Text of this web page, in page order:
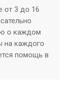
от 3 до 16
о каждом
на каждого
помощь в